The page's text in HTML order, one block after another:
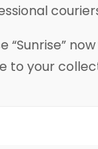
“Sunrise”
to your